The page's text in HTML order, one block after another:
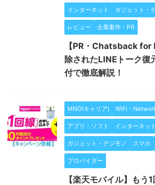
インターネット ガジェット・
レビュー 企業案件・PR
【PR・Chatsback for
除されたLINEトーク復
付で徹底解説！
MNO(キャリア) WiFi・
アプリ・ソフト インターネット
ガジェット・デジモノ スマホ
プロバイダー
【楽天モバイル】もう